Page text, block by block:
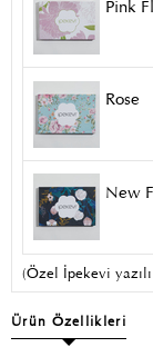
Pink
Rose
New
(Özel İpekevi
Ürün Özellikleri